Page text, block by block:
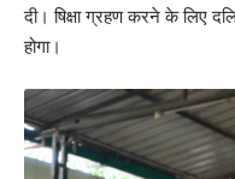
दी। षिक्षा ग्रहण करने के लिए
होगा।